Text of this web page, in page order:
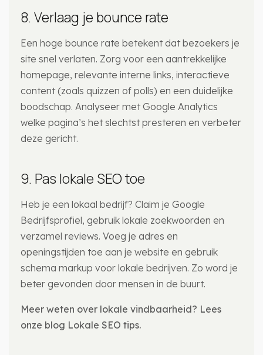
8. Verlaag je bounce rate
Een hoge bounce rate betekent dat bezoekers je
site snel verlaten. Zorg voor een aantrekkelijke
homepage, relevante interne links, interactieve
content (zoals quizzen of polls) en een duidelijke
boodschap. Analyseer met Google Analytics
welke pagina’s het slechtst presteren en verbeter
deze gericht.
9. Pas lokale SEO toe
Heb je een lokaal bedrijf? Claim je Google
Bedrijfsprofiel, gebruik lokale zoekwoorden en
verzamel reviews. Voeg je adres en
openingstijden toe aan je website en gebruik
schema markup voor lokale bedrijven. Zo word je
beter gevonden door mensen in de buurt.
Meer weten over lokale vindbaarheid? Lees
onze blog Lokale SEO tips.